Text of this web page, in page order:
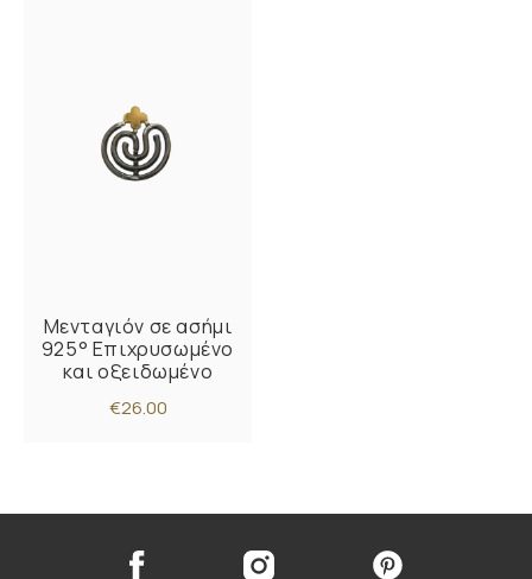
Μενταγιόν σε ασήμι
925° Επιχρυσωμένο
και οξειδωμένο
€26.00